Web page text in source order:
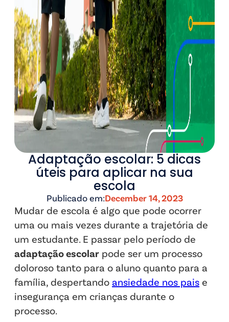
Adaptação escolar: 5 dicas
úteis para aplicar na sua
escola
Publicado em:December 14, 2023
Mudar de escola é algo que pode ocorrer
uma ou mais vezes durante a trajetória de
um estudante. E passar pelo período de
adaptação escolar pode ser um processo
doloroso tanto para o aluno quanto para a
família, despertando ansiedade nos pais e
insegurança em crianças durante o
processo.